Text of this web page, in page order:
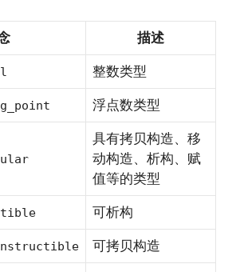
描述
整数类型
浮点数类型
具有拷贝构造、移
动构造、析构、赋
值等的类型
可析构
可拷贝构造